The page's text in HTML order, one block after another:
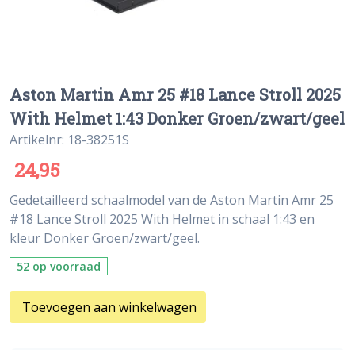
Aston Martin Amr 25 #18 Lance Stroll 2025
With Helmet 1:43 Donker Groen/zwart/geel
Artikelnr: 18-38251S
24,95
Gedetailleerd schaalmodel van de Aston Martin Amr 25
#18 Lance Stroll 2025 With Helmet in schaal 1:43 en
kleur Donker Groen/zwart/geel.
52 op voorraad
Toevoegen aan winkelwagen